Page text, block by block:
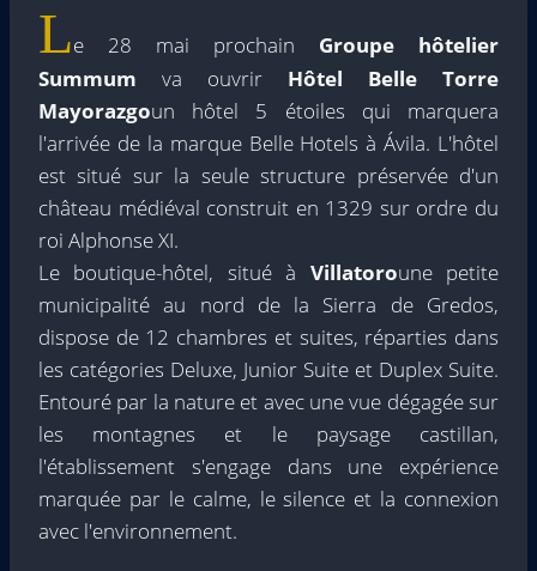
Le 28 mai prochain Groupe hôtelier
Summum va ouvrir Hôtel Belle Torre
Mayorazgoun hôtel 5 étoiles qui marquera
l'arrivée de la marque Belle Hotels à Ávila. L'hôtel
est situé sur la seule structure préservée d'un
château médiéval construit en 1329 sur ordre du
roi Alphonse XI.
Le boutique-hôtel, situé à Villatoroune petite
municipalité au nord de la Sierra de Gredos,
dispose de 12 chambres et suites, réparties dans
les catégories Deluxe, Junior Suite et Duplex Suite.
Entouré par la nature et avec une vue dégagée sur
les montagnes et le paysage castillan,
l'établissement s'engage dans une expérience
marquée par le calme, le silence et la connexion
avec l'environnement.